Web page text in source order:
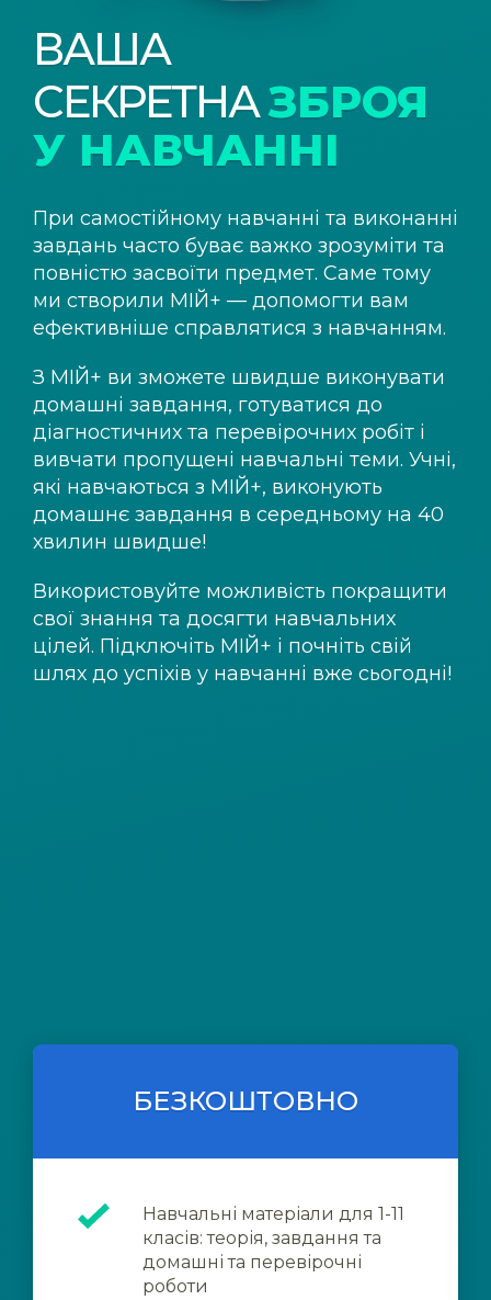
ВАША
СЕКРЕТНАЗБРОЯ
У НАВЧАННІ
При самостійному навчанні та виконанні
завдань часто буває важко зрозуміти та
повністю засвоїти предмет. Саме тому
ми створили МІЙ+ — допомогти вам
ефективніше справлятися з навчанням.
З МІЙ+ ви зможете швидше виконувати
домашні завдання, готуватися до
діагностичних та перевірочних робіт і
вивчати пропущені навчальні теми. Учні,
які навчаються з МІЙ+, виконують
домашнє завдання в середньому на 40
хвилин швидше!
Використовуйте можливість покращити
свої знання та досягти навчальних
цілей. Підключіть МІЙ+ і почніть свій
шлях до успіхів у навчанні вже сьогодні!
БЕЗКОШТОВНО
Навчальні матеріали для 1-11
класів: теорія, завдання та
домашні та перевірочні
роботи